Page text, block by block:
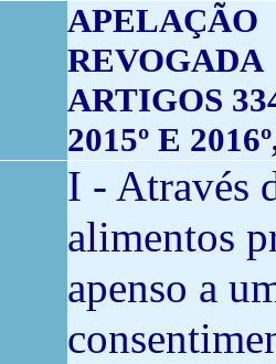
APELAÇÃO
REVOGADA
ARTIGOS
2015º E
I - Através
alimentos
apenso a